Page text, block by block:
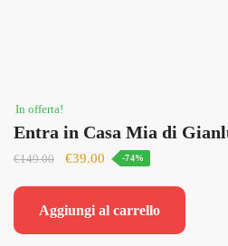
In offerta!
Entra in Casa Mia di
€149.00
Il
era:
€39.00 Il
è:
-74%
Aggiungi al carrello